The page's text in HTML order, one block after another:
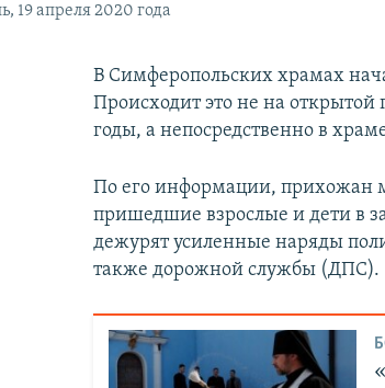
19 апреля 2020 года
В Симферопольских храмах
Происходит это не на
годы, а непосредственно в
По его информации, прихожан
пришедшие взрослые и дети в
дежурят усиленные наряды
также дорожной службы (ДПС).